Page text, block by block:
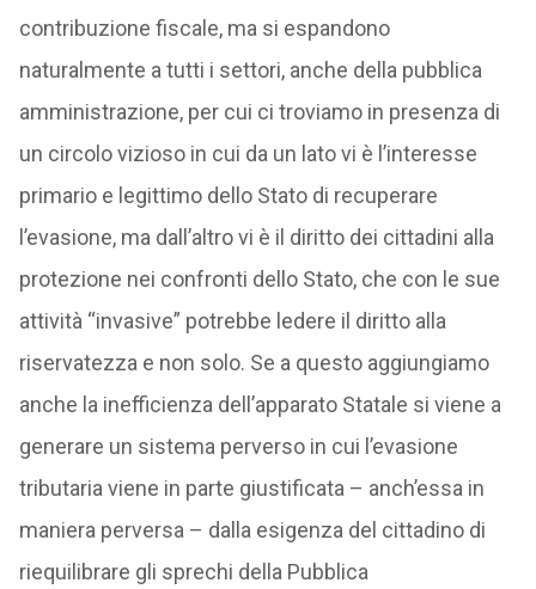
contribuzione fiscale, ma si espandono
naturalmente a tutti i settori, anche della pubblica
amministrazione, per cui ci troviamo in presenza di
un circolo vizioso in cui da un lato vi è l’interesse
primario e legittimo dello Stato di recuperare
l’evasione, ma dall’altro vi è il diritto dei cittadini alla
protezione nei confronti dello Stato, che con le sue
attività “invasive” potrebbe ledere il diritto alla
riservatezza e non solo. Se a questo aggiungiamo
anche la inefficienza dell’apparato Statale si viene a
generare un sistema perverso in cui l’evasione
tributaria viene in parte giustificata – anch’essa in
maniera perversa – dalla esigenza del cittadino di
riequilibrare gli sprechi della Pubblica